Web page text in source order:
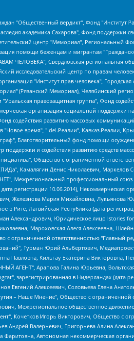
Екатерина Дмитриевна, Общество с ограниченной ответственностью "МЕМО", Перл Роман Александрович, Симонов Евгений Алексеевич, Соловьева Елена Анатольевна, Сотников Даниил Владимирович, Сурначева Елизавета Дмитриевна, Автономная некоммерческая организация по защите прав человека и информированию населения "Якутия – Наше Мнение", Общество с ограниченной ответственностью "Москоу диджитал медиа", с 26.01.2023 Общество с ограниченной ответственностью "Чайка Белые сады", Ветошкина Валерия Валерьевна, Заговора Максим Александрович, Межрегиональное общественное движение "Российская ЛГБТ - сеть", Оленичев Максим Владимирович, Павлов Иван Юрьевич, Скворцова Елена Сергеевна, Общество с ограниченной ответственностью "Как бы инагент", Кочетков Игорь Викторович, Общество с ограниченной ответственностью "Честные выборы", Еланчик Олег Александрович, Общество с ограниченной ответственностью "Нобелевский призыв", Гималова Регина Эмилевна, Григорьев Андрей Валерьевич, Григорьева Алина Александровна, Ассоциация по содействию защите прав призывников, альтернативнослужащих и военнослужащих "Правозащитная группа "Гражданин.Армия.Право", Хисамова Регина Фаритовна, Автономная некоммерческая организация по реализации социально-правовых программ "Лилит", Дальневосточное общественное движение "Маяк", Санкт-Петербургская ЛГБТ-инициативная группа "Выход", Инициативная группа ЛГБТ+ "Реверс", Алексеев Андрей Викторович, Бекбулатова Таисия Львовна, Беляев Иван Михайлович, Владыкина Елена Сергеевна, Гельман Марат Александрович, Никульшина Вероника Юрьевна, Толоконникова Надежда Андреевна, Шендерович Виктор Анатольевич, Общество с ограниченной ответственностью "Данное сообщение", Общество с ограниченной ответственностью Издательский дом "Новая глава", Айнбиндер Александра Александровна, Московский комьюнити-центр для ЛГБТ+инициатив, Благотворительный фонд развития филантропии, Deutsche Welle (Германия, Kurt-Schumacher-Strasse 3, 53113 Bonn), Борзунова Мария Михайловна, Воробьев Виктор